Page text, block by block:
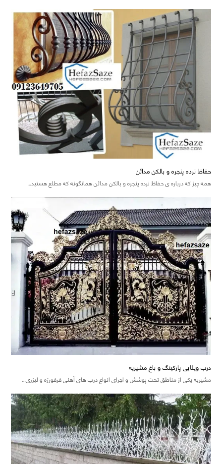
حفاظ نرده پنجره و بالکن مدائن
همه چیز که درباره ی حفاظ نرده پنجره و بالکن مدائن همانگونه که مطلع هستید…
درب ویلایی پارکینگ و باغ مشیریه
مشیریه یکی از مناطق تحت پوشش و اجرای انواع درب های آهنی فرفورژه و لیزری…